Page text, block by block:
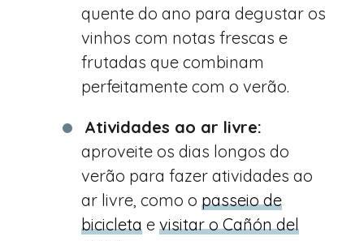
quente do ano para degustar os
vinhos com notas frescas e
frutadas que combinam
perfeitamente com o verão.
Atividades ao ar livre:
aproveite os dias longos do
verão para fazer atividades ao
ar livre, como o passeio de
bicicleta e visitar o Cañón del